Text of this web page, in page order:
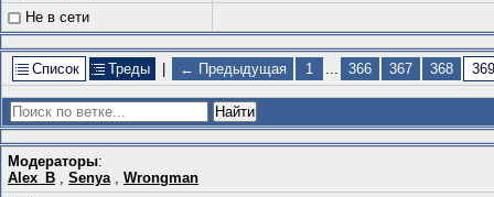
Не в сети
Список Треды ← Предыдущая 1 ... 366 367 368 369
Модераторы:
Alex_B , Senya, Wrongman